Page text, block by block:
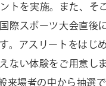
トを実施。また、そ
際スポーツ大会直後
。アスリートをはじ
ない体験をご用意しま
来場者の中から抽選